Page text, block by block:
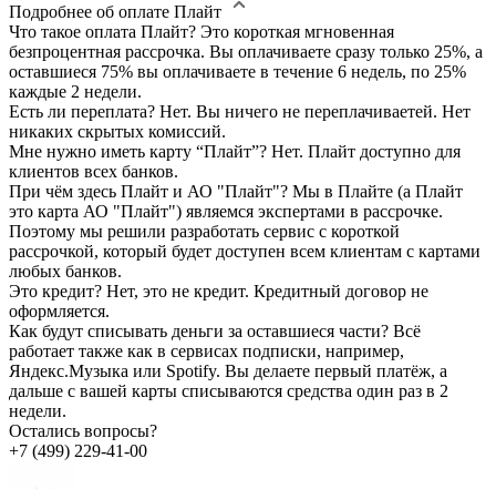
Подробнее об оплате Плайт
Что такое оплата Плайт? Это короткая мгновенная
безпроцентная рассрочка. Вы оплачиваете сразу только 25%, а
оставшиеся 75% вы оплачиваете в течение 6 недель, по 25%
каждые 2 недели.
Есть ли переплата? Нет. Вы ничего не переплачиваетей. Нет
никаких скрытых комиссий.
Мне нужно иметь карту “Плайт”? Нет. Плайт доступно для
клиентов всех банков.
При чём здесь Плайт и АО "Плайт"? Мы в Плайте (а Плайт
это карта АО "Плайт") являемся экспертами в рассрочке.
Поэтому мы решили разработать сервис с короткой
рассрочкой, который будет доступен всем клиентам с картами
любых банков.
Это кредит? Нет, это не кредит. Кредитный договор не
оформляется.
Как будут списывать деньги за оставшиеся части? Всё
работает также как в сервисах подписки, например,
Яндекс.Музыка или Spotify. Вы делаете первый платёж, а
дальше с вашей карты списываются средства один раз в 2
недели.
Остались вопросы?
+7 (499) 229-41-00